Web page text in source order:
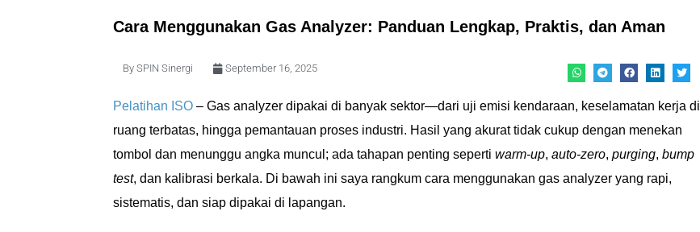
Cara Menggunakan Gas Analyzer: Panduan Lengkap, Praktis, dan Aman
By SPIN Sinergi September 16, 2025
Pelatihan ISO – Gas analyzer dipakai di banyak sektor—dari uji emisi kendaraan, keselamatan kerja di
ruang terbatas, hingga pemantauan proses industri. Hasil yang akurat tidak cukup dengan menekan
tombol dan menunggu angka muncul; ada tahapan penting seperti warm-up, auto-zero, purging, bump
test, dan kalibrasi berkala. Di bawah ini saya rangkum cara menggunakan gas analyzer yang rapi,
sistematis, dan siap dipakai di lapangan.